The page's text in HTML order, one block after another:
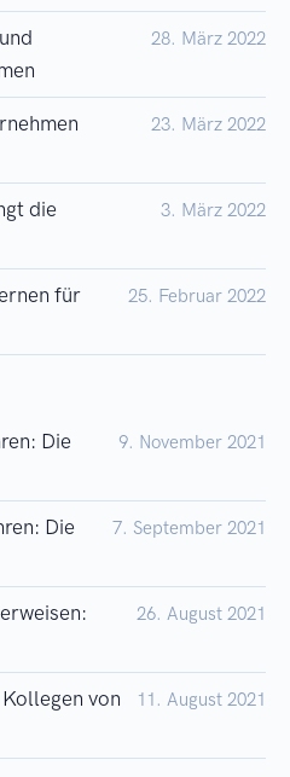
28. März 2022
23. März 2022
die
3. März 2022
für
25. Februar 2022
Die
9. November 2021
Die
7. September 2021
26. August 2021
von
11. August 2021